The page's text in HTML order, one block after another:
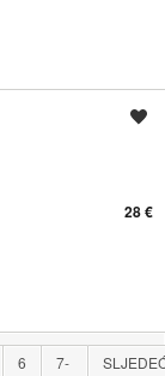
28 €
6
7-